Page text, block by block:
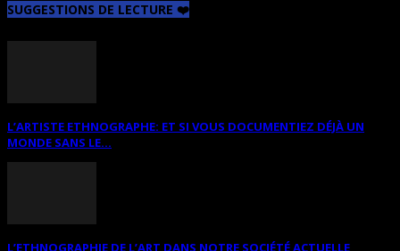
SUGGESTIONS DE LECTURE ❤️
L’ARTISTE ETHNOGRAPHE: ET SI VOUS DOCUMENTIEZ DÉJÀ UN
MONDE SANS LE...
L’ETHNOGRAPHIE DE L’ART DANS NOTRE SOCIÉTÉ ACTUELLE